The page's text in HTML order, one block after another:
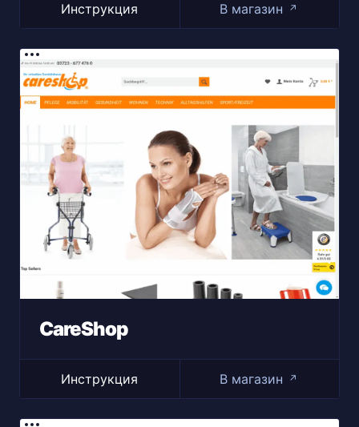
Инструкция В магазин ↗
CareShop
Инструкция В магазин ↗